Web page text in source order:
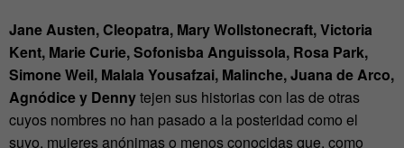
Jane Austen, Cleopatra, Mary Wollstonecraft, Victoria
Kent, Marie Curie, Sofonisba Anguissola, Rosa Park,
Simone Weil, Malala Yousafzai, Malinche, Juana de Arco,
Agnódice y Dennytejen sus historias con las de otras
cuyos nombres no han pasado a la posteridad como el
suyo, mujeres anónimas o menos conocidas que, como